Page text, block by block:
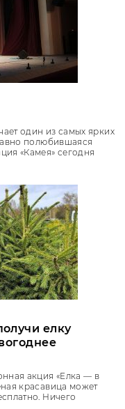
один из самых ярких
полюбившаяся
«Камея» сегодня
елку
акция «Елка — в
красавица может
Ничего